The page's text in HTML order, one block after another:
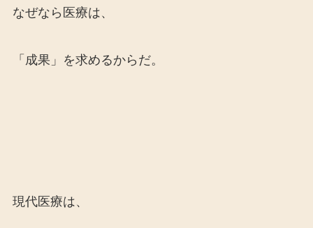
なぜなら医療は、
「成果」を求めるからだ。
現代医療は、